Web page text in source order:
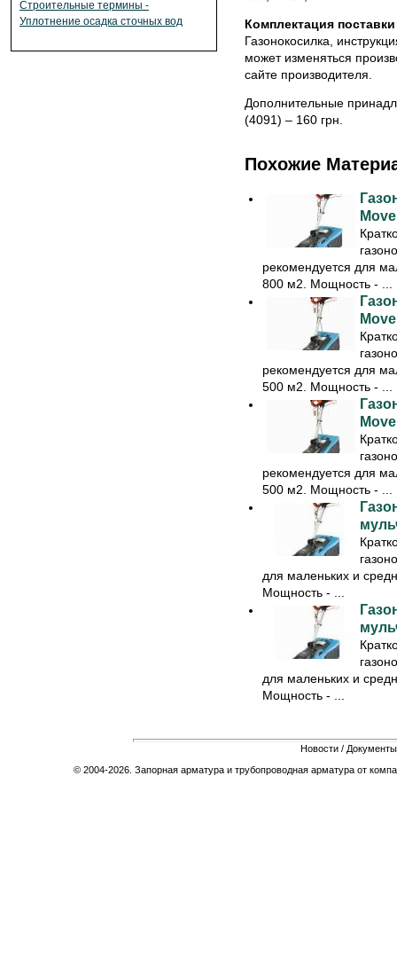
Строительные термины -
Уплотнение осадка сточных вод
Комплектация
Газонокосилка,
может изменяться
сайте производителя.
Дополнительные
(4091) – 160 грн.
Похожие
Move
рекомендуется для
800 м2. Мощность - ...
Move
рекомендуется для
500 м2. Мощность - ...
Move
рекомендуется для
500 м2. Мощность - ...
для маленьких и
Мощность - ...
для маленьких и
Мощность - ...
Новости / Документы
© 2004-2026. Запорная арматура и трубопроводная арматура от